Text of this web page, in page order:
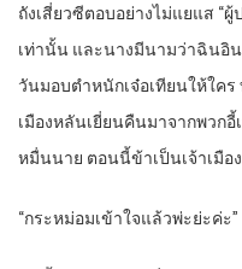
ถังเสี่ยวซีตอบอย่างไม่แยแส “
เท่านั้น และนางมีนามว่าฉินอิ
วันมอบตำหนักเจ๋อเทียนให้ใค
เมืองหลันเยี่ยนคืนมาจากพวกอี้
หมื่นนาย ตอนนี้ข้าเป็นเจ้าเมือ
“กระหม่อมเข้าใจแล้วพ่ะย่ะค่ะ”